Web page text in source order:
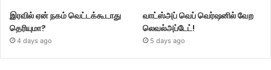
இரவில் ஏன் நகம் வெட்டக்கூடாது
தெரியுமா?
4 days ago
வாட்ஸ்அப் வெப் வெர்ஷனில் வேற
லெவல்அப்டேட்!
5 days ago